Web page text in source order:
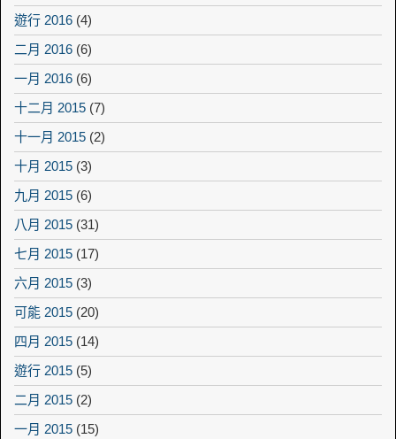
遊行 2016 (4)
二月 2016 (6)
一月 2016 (6)
十二月 2015 (7)
十一月 2015 (2)
十月 2015 (3)
九月 2015 (6)
八月 2015 (31)
七月 2015 (17)
六月 2015 (3)
可能 2015 (20)
四月 2015 (14)
遊行 2015 (5)
二月 2015 (2)
一月 2015 (15)